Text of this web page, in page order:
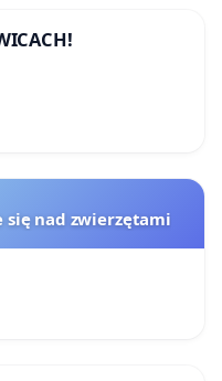
się nad zwierzętami